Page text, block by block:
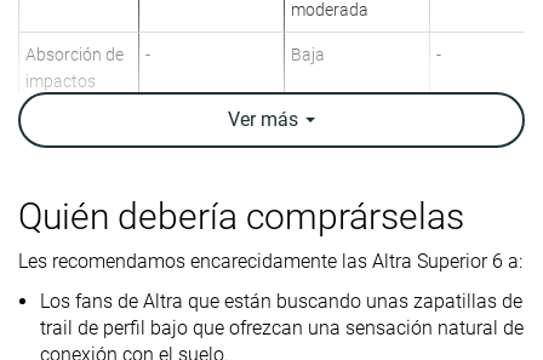
moderada
Absorción de
impactos
- Baja -
energía
Moderado
Neutral
laboratorio
Peso marca
9.1 oz / 258g 10.4 oz / 295g 9.2 oz / 260g
Ver más
Quién debería comprárselas
Les recomendamos encarecidamente las Altra Superior 6 a:
Los fans de Altra que están buscando unas zapatillas de
trail de perfil bajo que ofrezcan una sensación natural de
conexión con el suelo.